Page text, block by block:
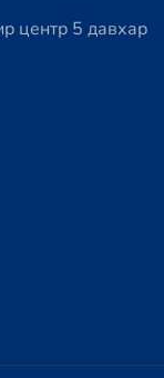
центр 5 давхар